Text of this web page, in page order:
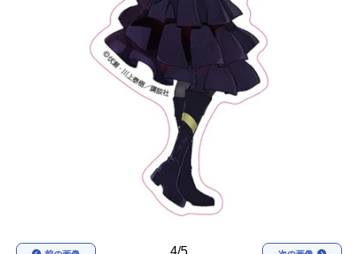
男性声優/女性声優一覧
FOLLOW US
4/5